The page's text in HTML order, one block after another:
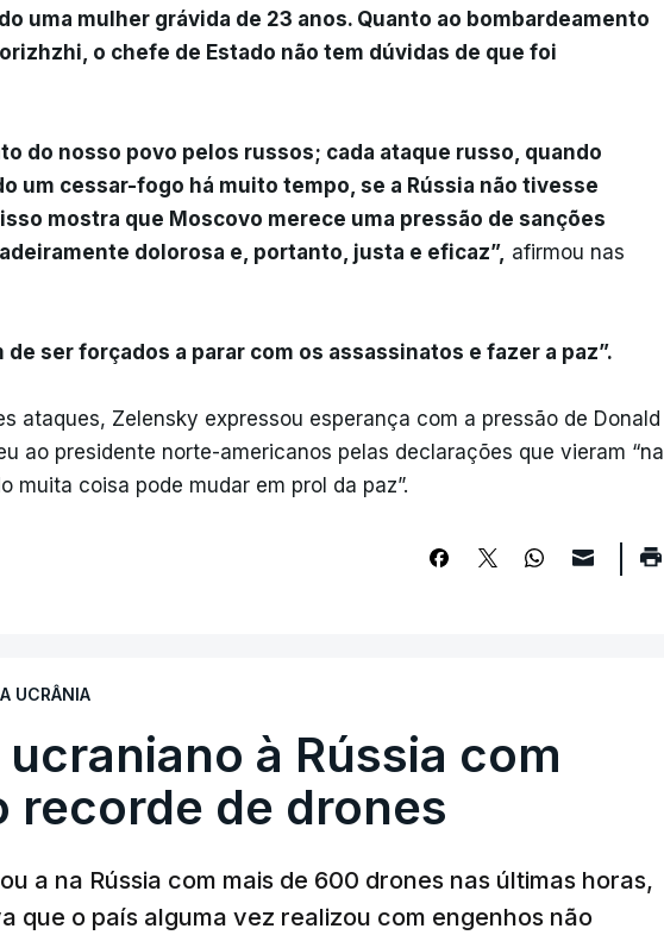
uma mulher grávida de 23 anos. Quanto ao bombardeamento
o chefe de Estado não tem dúvidas de que foi
do nosso povo pelos russos; cada ataque russo, quando
um cessar-fogo há muito tempo, se a Rússia não tivesse
mostra que Moscovo merece uma pressão de sanções
dolorosa e, portanto, justa e eficaz”, afirmou nas
de ser forçados a parar com os assassinatos e fazer a paz”.
ataques, Zelensky expressou esperança com a pressão de Donald
ao presidente norte-americanos pelas declarações que vieram “na
muita coisa pode mudar em prol da paz”.
UCRÂNIA
à Rússia com
recorde de drones
a na Rússia com mais de 600 drones nas últimas horas,
que o país alguma vez realizou com engenhos não